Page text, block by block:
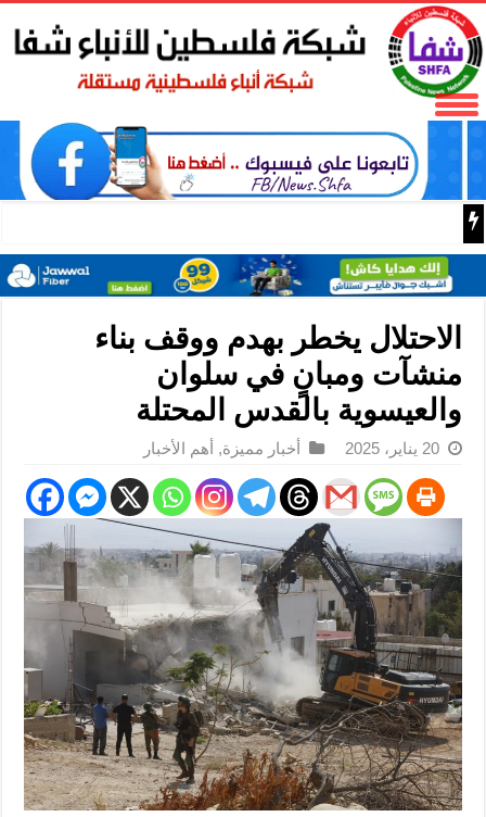
المكتب الحركي للعمال إقليم غرب غزة يختتم الدورة
الاحتلال يخطر بهدم ووقف بناء
منشآت ومبانٍ في سلوان
والعيسوية بالقدس المحتلة
20 يناير، 2025 أخبار مميزة, أهم الأخبار